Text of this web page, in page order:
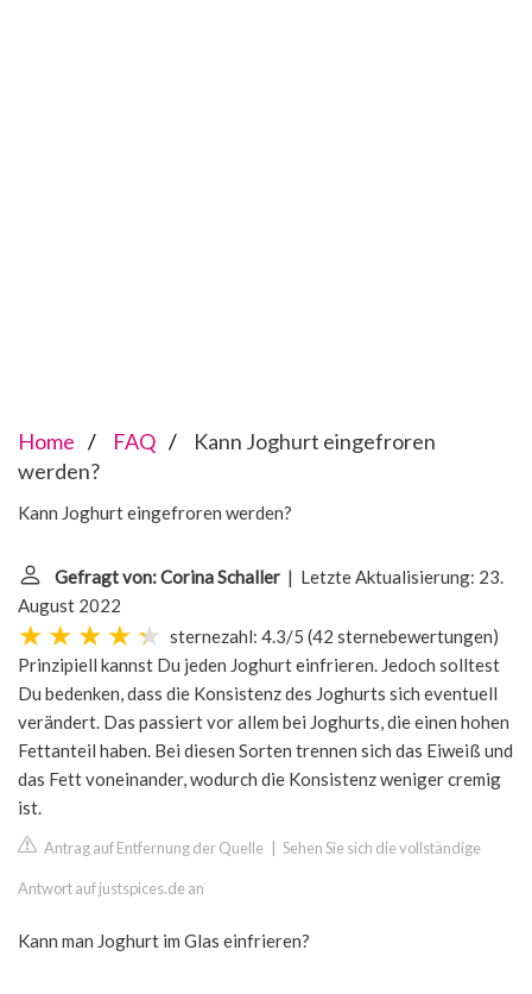
Home FAQ
Kann Joghurt eingefroren
werden?
Kann Joghurt eingefroren werden?
Gefragt von: Corina Schaller | Letzte Aktualisierung: 23.
August 2022
sternezahl: 4.3/5 (42 sternebewertungen)
Prinzipiell kannst Du jeden Joghurt einfrieren. Jedoch solltest
Du bedenken, dass die Konsistenz des Joghurts sich eventuell
verändert. Das passiert vor allem bei Joghurts, die einen hohen
Fettanteil haben. Bei diesen Sorten trennen sich das Eiweiß und
das Fett voneinander, wodurch die Konsistenz weniger cremig
ist.
Antrag auf Entfernung der Quelle Sehen Sie sich die vollständige
Antwort auf justspices.de an
Kann man Joghurt im Glas einfrieren?